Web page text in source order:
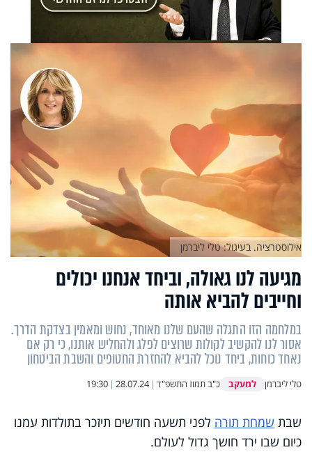
מגיעה לנו גאולה, וביחד אנחנו יכולים
וחייבים להביא אותה
במלחמה הזו התגלה שהעם שלנו מאוחד, נחוש ומאמין בצדקת הדרך.
אסור לנו להקשיב לקולות שרוצים לפלג ולהחליש אותנו, כי רק אם
נאחד כוחות, ביחד נוכל להביא להחזרת החטופים והשבת הביטחון
טלי ליברמן למעקב כ"ב תמוז התשפ"ד |
28.07.24
|
19:30
אילוסטרציה. בעיגול: טלי ליברמן
שבת שמחת תורה לפני תשעה חודשים תיזכר בתולדות עמנו
כיום שבו ירד חושך גדול לעולם.